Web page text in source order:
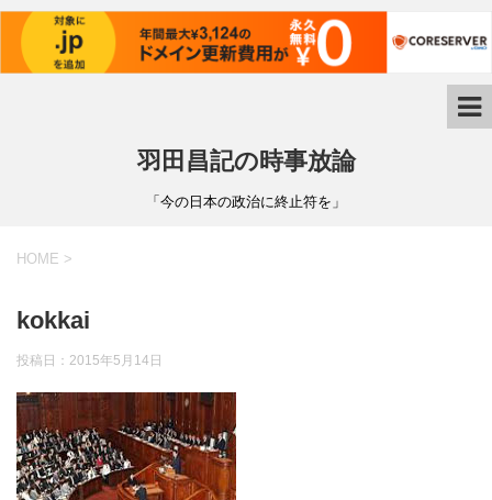
羽田昌記の時事放論
「今の日本の政治に終止符を」
HOME >
kokkai
投稿日： 2015年5月14日